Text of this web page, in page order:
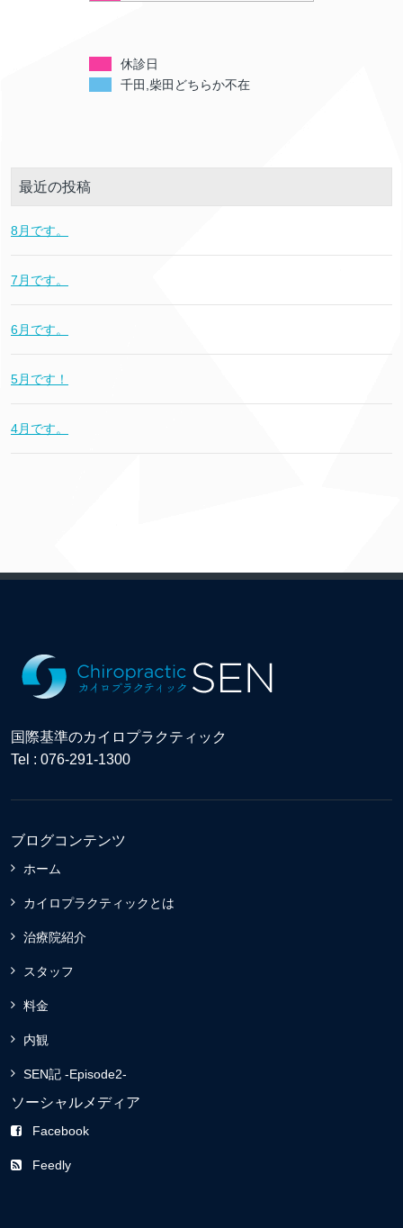
休診日
千田,柴田どちらか不在
最近の投稿
8月です。
7月です。
6月です。
5月です！
4月です。
国際基準のカイロプラクティック
Tel : 076-291-1300
ブログコンテンツ
ホーム
カイロプラクティックとは
治療院紹介
スタッフ
料金
内観
SEN記 -Episode2-
ソーシャルメディア
Facebook
Feedly